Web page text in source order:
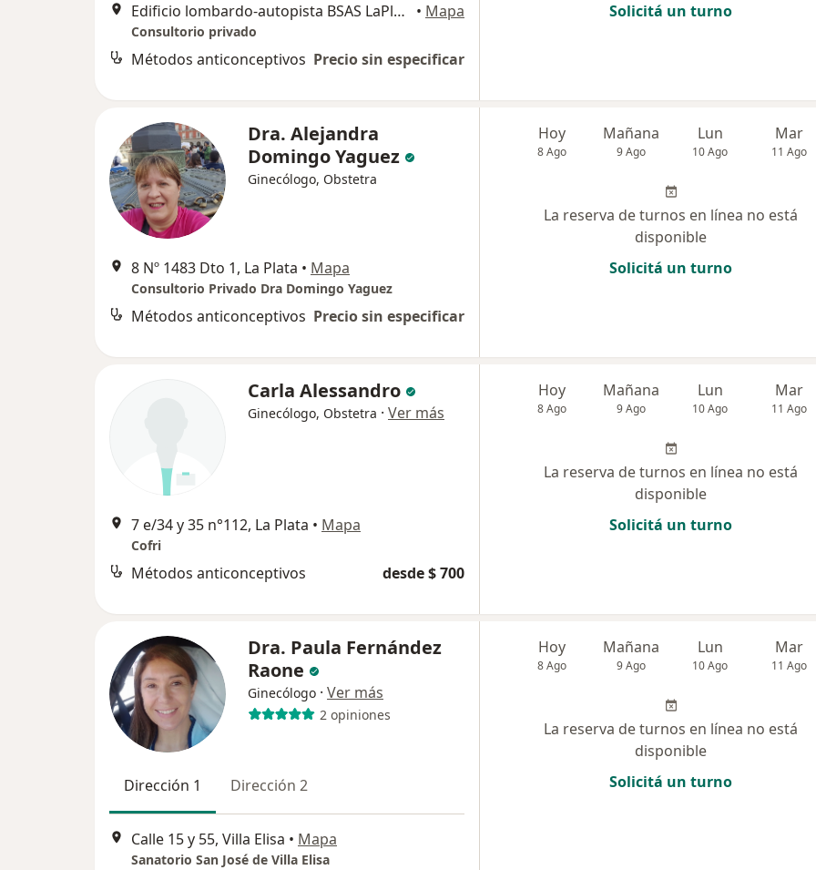
Edificio lombardo-autopista BSAS LaPlata km 35,6, Berazategui • Mapa
Consultorio privado
Métodos anticonceptivos Precio sin especificar
Solicitá un turno
Dra. Alejandra
Domingo Yaguez
Ginecólogo, Obstetra
8 Nº 1483 Dto 1, La Plata • Mapa
Consultorio Privado Dra Domingo Yaguez
Métodos anticonceptivos Precio sin especificar
Hoy
8 Ago
Mañana
9 Ago
Lun
10 Ago
Mar
11 Ago
La reserva de turnos en línea no está
disponible
Solicitá un turno
Carla Alessandro
Ginecólogo, Obstetra · Ver más
7 e/34 y 35 n°112, La Plata • Mapa
Cofri
Métodos anticonceptivos desde $ 700
Hoy
8 Ago
Mañana
9 Ago
Lun
10 Ago
Mar
11 Ago
La reserva de turnos en línea no está
disponible
Solicitá un turno
Dra. Paula Fernández
Raone
Ginecólogo · Ver más
2 opiniones
Dirección 1 Dirección 2
Calle 15 y 55, Villa Elisa • Mapa
Sanatorio San José de Villa Elisa
Hoy
8 Ago
Mañana
9 Ago
Lun
10 Ago
Mar
11 Ago
La reserva de turnos en línea no está
disponible
Solicitá un turno